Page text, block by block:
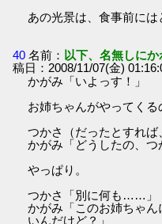
あの光景は、食事前には
40 名前： 以下、名無しに
稿日：2008/11/07(金)
かがみ「いよっす！」
お姉ちゃんがやってくる
つかさ（だったとすれ
かがみ「どうしたの、つ
やっぱり。
つかさ「別に何も……」
かがみ「このお姉ちゃ
いんだけど？」